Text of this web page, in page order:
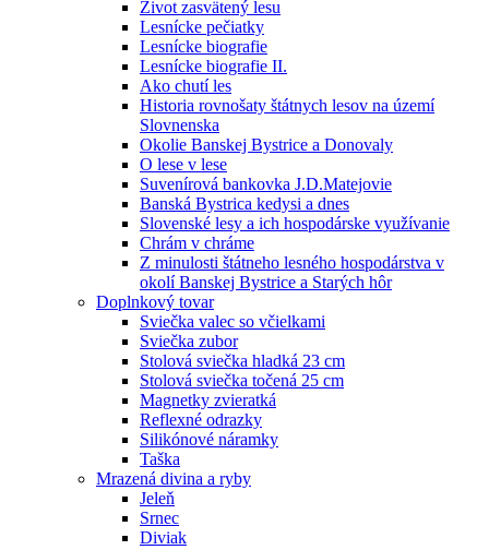
Život zasvätený lesu
Lesnícke pečiatky
Lesnícke biografie
Lesnícke biografie II.
Ako chutí les
Historia rovnošaty štátnych lesov na území
Slovnenska
Okolie Banskej Bystrice a Donovaly
O lese v lese
Suvenírová bankovka J.D.Matejovie
Banská Bystrica kedysi a dnes
Slovenské lesy a ich hospodárske využívanie
Chrám v chráme
Z minulosti štátneho lesného hospodárstva v
okolí Banskej Bystrice a Starých hôr
Doplnkový tovar
Sviečka valec so včielkami
Sviečka zubor
Stolová sviečka hladká 23 cm
Stolová sviečka točená 25 cm
Magnetky zvieratká
Reflexné odrazky
Silikónové náramky
Taška
Mrazená divina a ryby
Jeleň
Srnec
Diviak